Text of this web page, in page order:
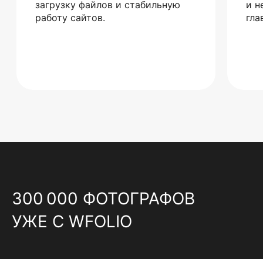
загрузку файлов и стабильную
работу сайтов.
и
300 000 ФОТОГРАФОВ
УЖЕ С WFOLIO